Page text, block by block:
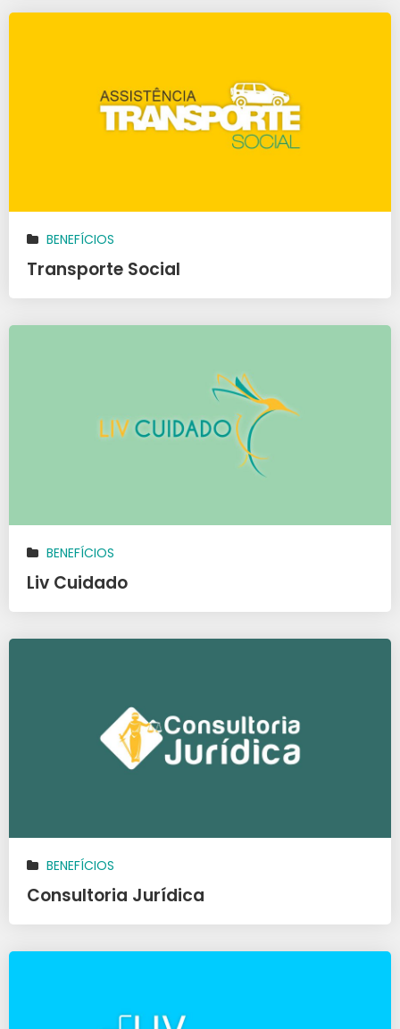
BENEFÍCIOS
Transporte Social
BENEFÍCIOS
Liv Cuidado
BENEFÍCIOS
Consultoria Jurídica